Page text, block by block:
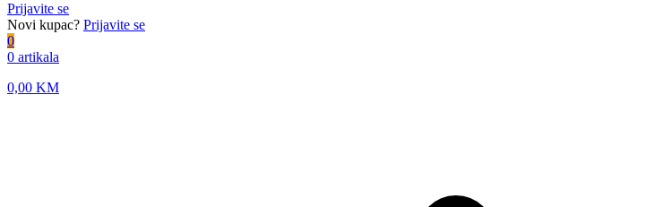
Prijavite se
Novi kupac? Prijavite se
0
0 artikala
0,00 KM